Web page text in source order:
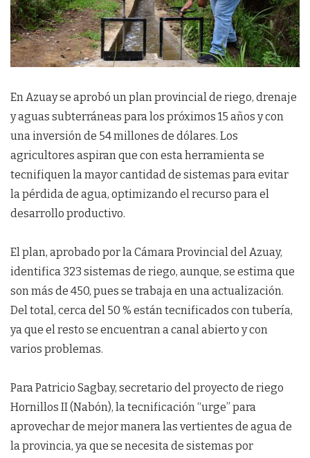
En Azuay se aprobó un plan provincial de riego, drenaje
y aguas subterráneas para los próximos 15 años y con
una inversión de 54 millones de dólares. Los
agricultores aspiran que con esta herramienta se
tecnifiquen la mayor cantidad de sistemas para evitar
la pérdida de agua, optimizando el recurso para el
desarrollo productivo.
El plan, aprobado por la Cámara Provincial del Azuay,
identifica 323 sistemas de riego, aunque, se estima que
son más de 450, pues se trabaja en una actualización.
Del total, cerca del 50 % están tecnificados con tubería,
ya que el resto se encuentran a canal abierto y con
varios problemas.
Para Patricio Sagbay, secretario del proyecto de riego
Hornillos II (Nabón), la tecnificación “urge” para
aprovechar de mejor manera las vertientes de agua de
la provincia, ya que se necesita de sistemas por